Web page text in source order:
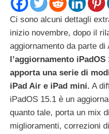
Ci sono alcuni dettagli
inizio novembre, dopo il
aggiornamento da parte di
l’aggiornamento
apporta una serie di
iPad Air e iPad mini. A
iPadOS 15.1 è un
quanto tale, porta un mix
miglioramenti, correzioni